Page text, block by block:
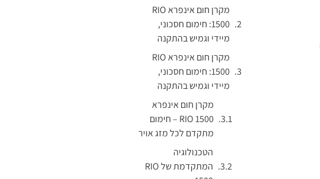
מקרן חום אינפרא RIO
1500: חימום חסכוני,
מיידי וגמיש בהתקנה
מקרן חום אינפרא RIO
1500: חימום חסכוני,
מיידי וגמיש בהתקנה
מקרן חום אינפרא
RIO 1500 – חימום
מתקדם לכל מזג אויר
הטכנולוגיה
המתקדמת של RIO